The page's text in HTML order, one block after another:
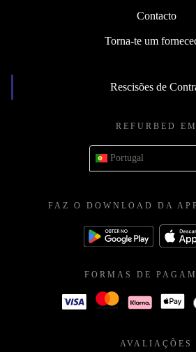
Contacto
Torna-te um
Rescisões de
REFURBED EM
Portugal
FAZ O DOWNLOAD DA
FORMAS DE
AVALIAÇÕES